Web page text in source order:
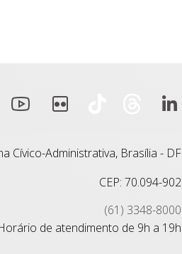
Cívico-Administrativa, Brasília - DF
CEP: 70.094-902
(61) 3348-8000
de atendimento de 9h a 19h